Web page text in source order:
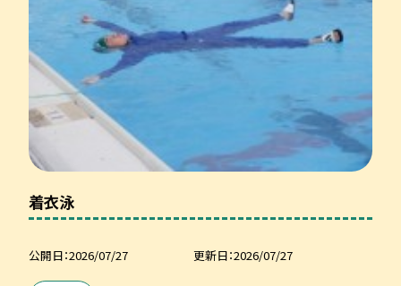
着衣泳
公開日 2026/07/27 更新日 2026/07/27